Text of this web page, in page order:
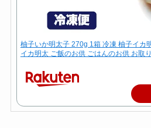
柚子いか明太子 270g 1箱 冷凍 柚子イカ
イカ明太 ご飯のお供 ごはんのお供 お取